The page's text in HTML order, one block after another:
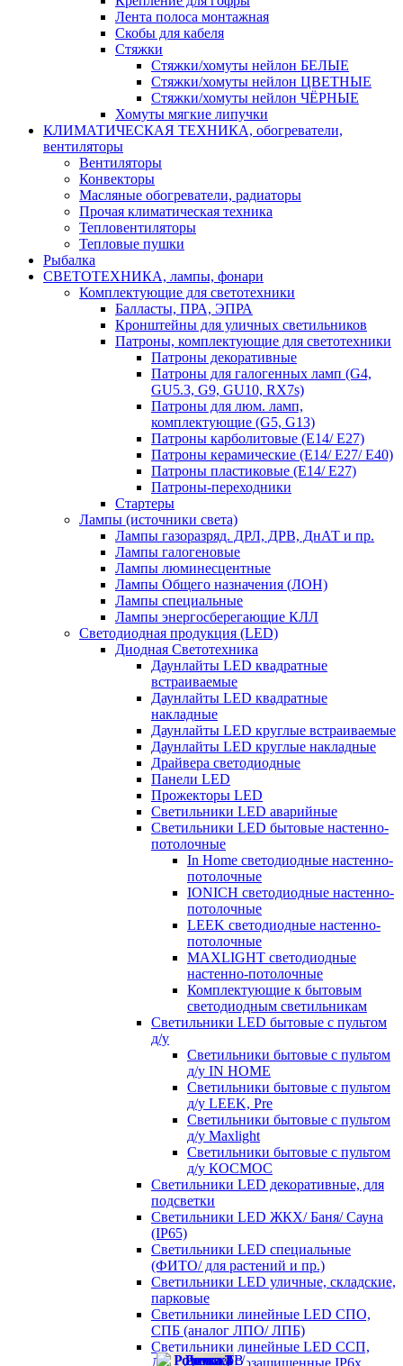
Лента полоса монтажная
Скобы для кабеля
Стяжки
Стяжки/хомуты нейлон БЕЛЫЕ
Стяжки/хомуты нейлон ЦВЕТНЫЕ
Стяжки/хомуты нейлон ЧЁРНЫЕ
Хомуты мягкие липучки
КЛИМАТИЧЕСКАЯ ТЕХНИКА, обогреватели,
вентиляторы
Вентиляторы
Конвекторы
Масляные обогреватели, радиаторы
Прочая климатическая техника
Тепловентиляторы
Тепловые пушки
Рыбалка
СВЕТОТЕХНИКА, лампы, фонари
Комплектующие для светотехники
Балласты, ПРА, ЭПРА
Кронштейны для уличных светильников
Патроны, комплектующие для светотехники
Патроны декоративные
Патроны для галогенных ламп (G4,
GU5.3, G9, GU10, RX7s)
Патроны для люм. ламп,
комплектующие (G5, G13)
Патроны карболитовые (E14/ E27)
Патроны керамические (E14/ E27/ E40)
Патроны пластиковые (E14/ E27)
Патроны-переходники
Стартеры
Лампы (источники света)
Лампы газоразряд. ДРЛ, ДРВ, ДнАТ и пр.
Лампы галогеновые
Лампы люминесцентные
Лампы Общего назначения (ЛОН)
Лампы специальные
Лампы энергосберегающие КЛЛ
Светодиодная продукция (LED)
Диодная Светотехника
Даунлайты LED квадратные
встраиваемые
Даунлайты LED квадратные
накладные
Даунлайты LED круглые встраиваемые
Даунлайты LED круглые накладные
Драйвера светодиодные
Панели LED
Прожекторы LED
Светильники LED аварийные
Светильники LED бытовые настенно-
потолочные
In Home светодиодные настенно-
потолочные
IONICH светодиодные настенно-
потолочные
LEEK светодиодные настенно-
потолочные
MAXLIGHT светодиодные
настенно-потолочные
Комплектующие к бытовым
светодиодным светильникам
Светильники LED бытовые с пультом
д/у
Светильники бытовые с пультом
д/у IN HOME
Светильники бытовые с пультом
д/у LEEK, Pre
Светильники бытовые с пультом
д/у Maxlight
Светильники бытовые с пультом
д/у КОСМОС
Светильники LED декоративные, для
подсветки
Светильники LED ЖКХ/ Баня/ Сауна
(IP65)
Светильники LED специальные
(ФИТО/ для растений и пр.)
Светильники LED уличные, складские,
парковые
Светильники линейные LED СПО,
СПБ (аналог ЛПО/ ЛПБ)
Светильники линейные LED ССП,